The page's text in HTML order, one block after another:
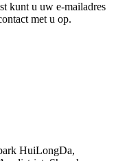
kunt u uw e-mailadres
met u op.
HuiLongDa,